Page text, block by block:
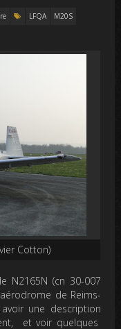
LFQA
M20S
Cotton)
N2165N (cn 30-007
de Reims-
une description
et voir quelques